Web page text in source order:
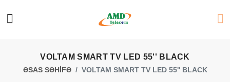
VOLTAM SMART TV LED 55'' BLACK
ƏSAS SƏHİFƏ VOLTAM SMART TV LED 55'' BLACK